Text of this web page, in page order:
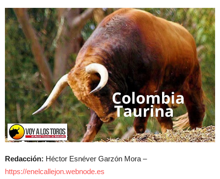
Redacción: Héctor Esnéver Garzón Mora –
https://enelcallejon.webnode.es